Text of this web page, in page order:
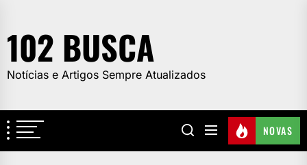
the
content
102 BUSCA
Notícias e Artigos Sempre Atualizados
NOVAS